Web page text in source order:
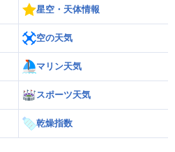
星空・天体情報
空の天気
マリン天気
スポーツ天気
乾燥指数